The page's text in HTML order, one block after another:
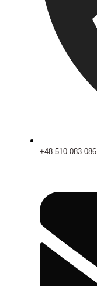
+48 510 083 086